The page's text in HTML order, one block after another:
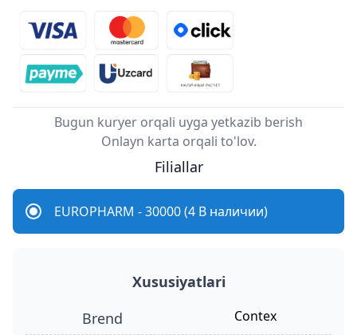
Bugun kuryer orqali uyga yetkazib berish
Onlayn karta orqali to'lov.
Filiallar
EUROPHARM - 30000 (4 В наличии)
Xususiyatlari
Brend
Contex